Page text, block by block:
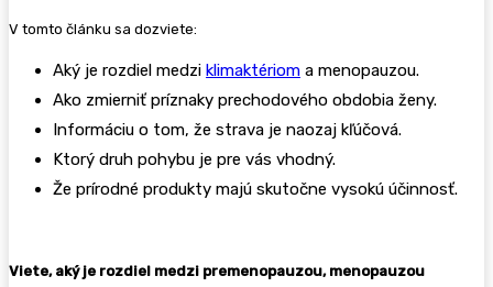
V tomto článku sa dozviete:
Aký je rozdiel medzi klimaktériom a menopauzou.
Ako zmierniť príznaky prechodového obdobia ženy.
Informáciu o tom, že strava je naozaj kľúčová.
Ktorý druh pohybu je pre vás vhodný.
Že prírodné produkty majú skutočne vysokú účinnosť.
Viete, aký je rozdiel medzi premenopauzou, menopauzou